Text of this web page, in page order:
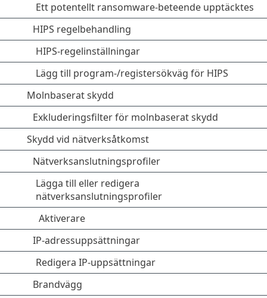
Ett potentellt ransomware-beteende upptäcktes
HIPS regelbehandling
HIPS-regelinställningar
Lägg till program-/registersökväg för HIPS
Molnbaserat skydd
Exkluderingsfilter för molnbaserat skydd
Skydd vid nätverksåtkomst
Nätverksanslutningsprofiler
Lägga till eller redigera
nätverksanslutningsprofiler
Aktiverare
IP-adressuppsättningar
Redigera IP-uppsättningar
Brandvägg